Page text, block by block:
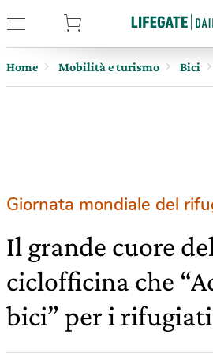
Home Mobilità e turismo Bici
Giornata mondiale del
Il grande cuore
ciclofficina che
bici” per i rifugiati